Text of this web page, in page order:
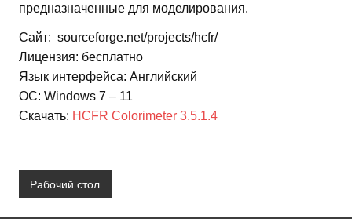
предназначенные для моделирования.
Сайт: sourceforge.net/projects/hcfr/
Лицензия: бесплатно
Язык интерфейса: Английский
ОС: Windows 7 – 11
Скачать: HCFR Colorimeter 3.5.1.4
Рабочий стол